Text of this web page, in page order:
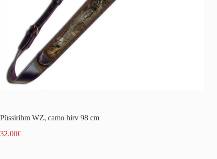
Püssirihm WZ, camo hirv 98 cm
32.00€